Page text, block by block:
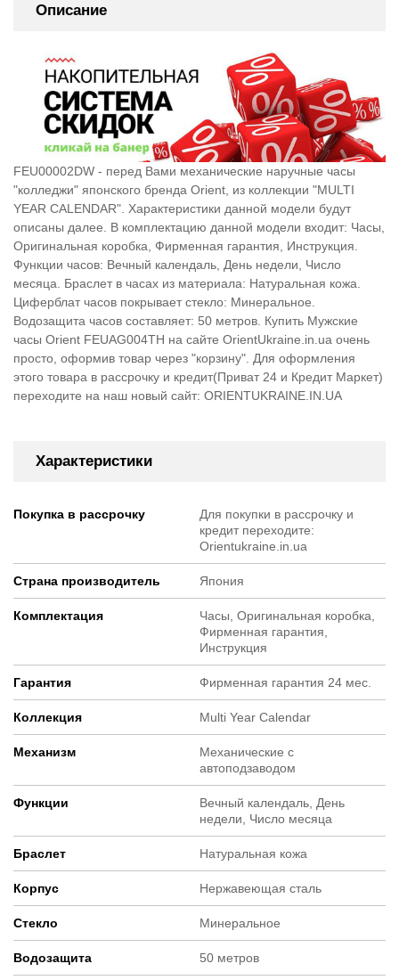
Описание
FEU00002DW - перед Вами механические наручные часы
"колледжи" японского бренда Orient, из коллекции "MULTI
YEAR CALENDAR". Характеристики данной модели будут
описаны далее. В комплектацию данной модели входит: Часы,
Оригинальная коробка, Фирменная гарантия, Инструкция.
Функции часов: Вечный календаль, День недели, Число
месяца. Браслет в часах из материала: Натуральная кожа.
Циферблат часов покрывает стекло: Минеральное.
Водозащита часов составляет: 50 метров. Купить Мужские
часы Orient FEUAG004TH на сайте OrientUkraine.in.ua очень
просто, оформив товар через "корзину". Для оформления
этого товара в рассрочку и кредит(Приват 24 и Кредит Маркет)
переходите на наш новый сайт: ORIENTUKRAINE.IN.UA
Характеристики
Покупка в рассрочку
Для покупки в рассрочку и
кредит переходите:
Orientukraine.in.ua
Страна производитель Япония
Комплектация
Часы, Оригинальная коробка,
Фирменная гарантия,
Инструкция
Гарантия Фирменная гарантия 24 мес.
Коллекция Multi Year Calendar
Механизм
Механические с
автоподзаводом
Функции
Вечный календаль, День
недели, Число месяца
Браслет Натуральная кожа
Корпус Нержавеющая сталь
Стекло Минеральное
Водозащита 50 метров